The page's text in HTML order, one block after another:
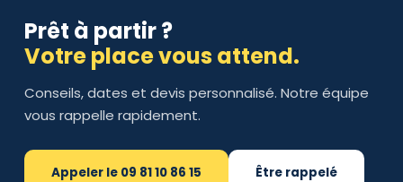
Prêt à partir ?
Votre place vous attend.
Conseils, dates et devis personnalisé. Notre équipe
vous rappelle rapidement.
Appeler le 09 81 10 86 15 Être rappelé